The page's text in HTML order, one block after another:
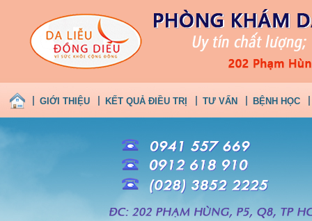
GIỚI THIỆU KẾT QUẢ ĐIỀU TRỊ TƯ VẤN BỆNH HỌC